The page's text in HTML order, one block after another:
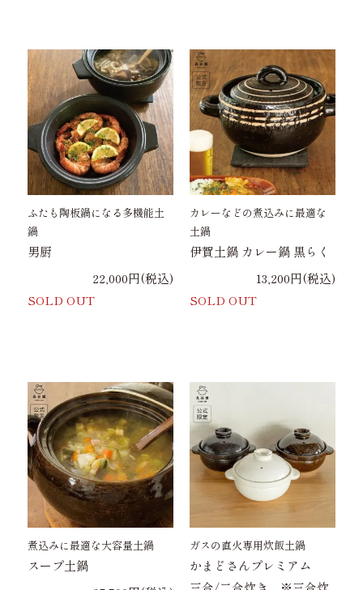
ふたも陶板鍋になる多機能土
鍋
男厨
22,000円(税込)
SOLD OUT
カレーなどの煮込みに最適な
土鍋
伊賀土鍋 カレー鍋 黒らく
13,200円(税込)
SOLD OUT
煮込みに最適な大容量土鍋
スープ土鍋
ガスの直火専用炊飯土鍋
かまどさんプレミアム